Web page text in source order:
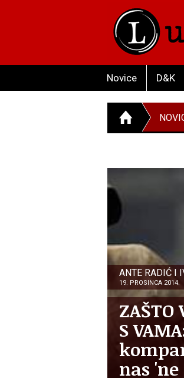
Novice D&K
ANTE RADIĆ I
19. PROSINCA 2014.
ZAŠTO
S
nas